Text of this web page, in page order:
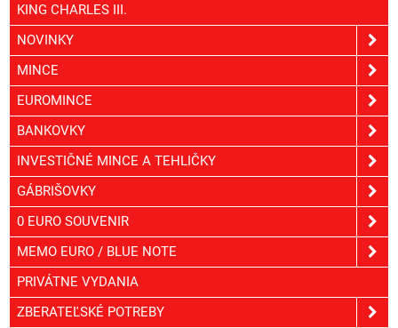
KING CHARLES III.
NOVINKY
MINCE
EUROMINCE
BANKOVKY
INVESTIČNÉ MINCE A TEHLIČKY
GÁBRIŠOVKY
0 EURO SOUVENIR
MEMO EURO / BLUE NOTE
PRIVÁTNE VYDANIA
ZBERATEĽSKÉ POTREBY